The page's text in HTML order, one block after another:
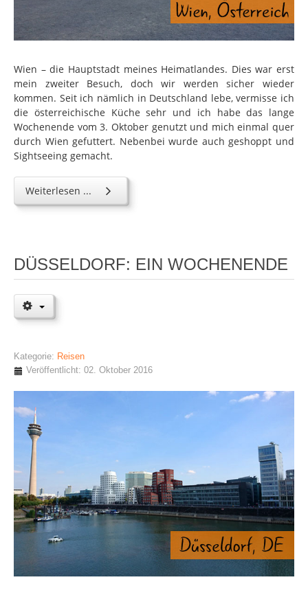
Wien – die Hauptstadt meines Heimatlandes. Dies war erst
mein zweiter Besuch, doch wir werden sicher wieder
kommen. Seit ich nämlich in Deutschland lebe, vermisse ich
die österreichische Küche sehr und ich habe das lange
Wochenende vom 3. Oktober genutzt und mich einmal quer
durch Wien gefuttert. Nebenbei wurde auch geshoppt und
Sightseeing gemacht.
Weiterlesen ...
DÜSSELDORF: EIN WOCHENENDE
Kategorie: Reisen
Veröffentlicht: 02. Oktober 2016